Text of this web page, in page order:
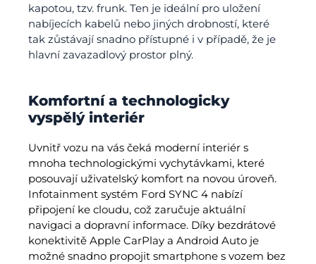
kapotou, tzv. frunk. Ten je ideální pro uložení
nabíjecích kabelů nebo jiných drobností, které
tak zůstávají snadno přístupné i v případě, že je
hlavní zavazadlový prostor plný.
Komfortní a technologicky
vyspělý interiér
Uvnitř vozu na vás čeká moderní interiér s
mnoha technologickými vychytávkami, které
posouvají uživatelský komfort na novou úroveň.
Infotainment systém Ford SYNC 4 nabízí
připojení ke cloudu, což zaručuje aktuální
navigaci a dopravní informace. Díky bezdrátové
konektivitě Apple CarPlay a Android Auto je
možné snadno propojit smartphone s vozem bez